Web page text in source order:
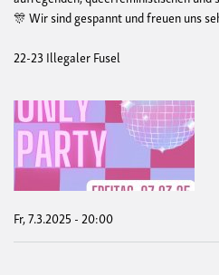
🎊 Wir sind gespannt und freuen uns
22-23 Illegaler Fusel
Fr, 7.3.2025 - 20:00